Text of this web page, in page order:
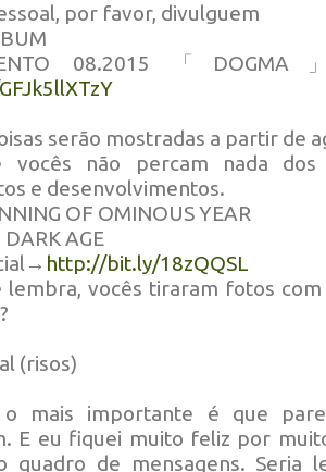
por favor, divulguem
08.2015 「DOGMA
serão mostradas a partir de
vocês não percam nada dos
e desenvolvimentos.
OF OMINOUS YEAR
DARK AGE
http://bit.ly/18zQQSL
lembra, vocês tiraram fotos
(risos)
o mais importante é que
E eu fiquei muito feliz por
quadro de mensagens. Seria